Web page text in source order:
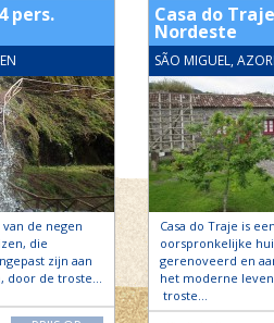
pers.
van de negen
die
zijn aan
door de troste…
Casa do
Nordeste
SÃO MIGUEL,
Casa do Traje is
oorspronkelijke
gerenoveerd en
het moderne
troste…